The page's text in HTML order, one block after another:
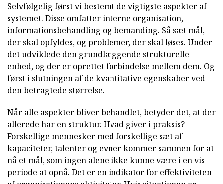
Selvfølgelig først vi bestemt de vigtigste aspekter af
systemet. Disse omfatter interne organisation,
informationsbehandling og bemanding. Så sæt mål,
der skal opfyldes, og problemer, der skal løses. Under
det udviklede den grundlæggende strukturelle
enhed, og der er oprettet forbindelse mellem dem. Og
først i slutningen af de kvantitative egenskaber ved
den betragtede størrelse.
Når alle aspekter bliver behandlet, betyder det, at der
allerede har en struktur. Hvad giver i praksis?
Forskellige mennesker med forskellige sæt af
kapaciteter, talenter og evner kommer sammen for at
nå et mål, som ingen alene ikke kunne være i en vis
periode at opnå. Det er en indikator for effektiviteten